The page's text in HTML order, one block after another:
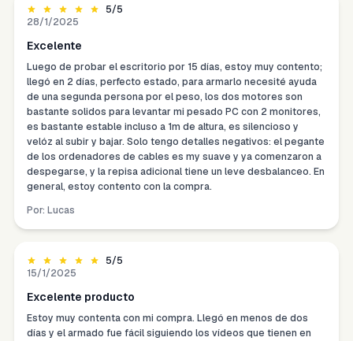
5/5
28/1/2025
Excelente
Luego de probar el escritorio por 15 días, estoy muy contento;
llegó en 2 días, perfecto estado, para armarlo necesité ayuda
de una segunda persona por el peso, los dos motores son
bastante solidos para levantar mi pesado PC con 2 monitores,
es bastante estable incluso a 1m de altura, es silencioso y
velóz al subir y bajar. Solo tengo detalles negativos: el pegante
de los ordenadores de cables es my suave y ya comenzaron a
despegarse, y la repisa adicional tiene un leve desbalanceo. En
general, estoy contento con la compra.
Por: Lucas
5/5
15/1/2025
Excelente producto
Estoy muy contenta con mi compra. Llegó en menos de dos
días y el armado fue fácil siguiendo los vídeos que tienen en